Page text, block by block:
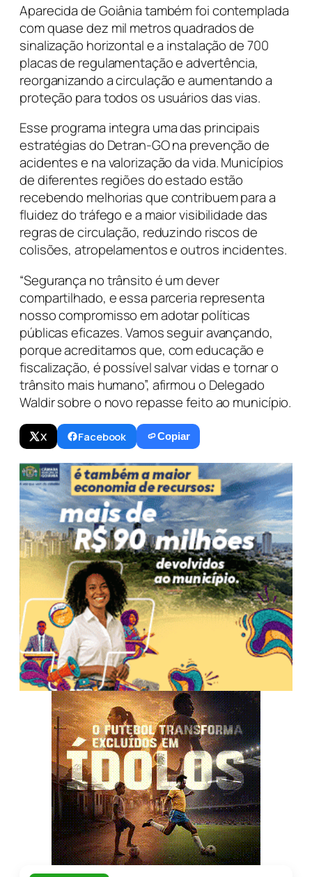
X Facebook Copiar
Aparecida de Goiânia também foi contemplada
com quase dez mil metros quadrados de
sinalização horizontal e a instalação de 700
placas de regulamentação e advertência,
reorganizando a circulação e aumentando a
proteção para todos os usuários das vias.
Esse programa integra uma das principais
estratégias do Detran-GO na prevenção de
acidentes e na valorização da vida. Municípios
de diferentes regiões do estado estão
recebendo melhorias que contribuem para a
fluidez do tráfego e a maior visibilidade das
regras de circulação, reduzindo riscos de
colisões, atropelamentos e outros incidentes.
“Segurança no trânsito é um dever
compartilhado, e essa parceria representa
nosso compromisso em adotar políticas
públicas eficazes. Vamos seguir avançando,
porque acreditamos que, com educação e
fiscalização, é possível salvar vidas e tornar o
trânsito mais humano”, afirmou o Delegado
Waldir sobre o novo repasse feito ao município.